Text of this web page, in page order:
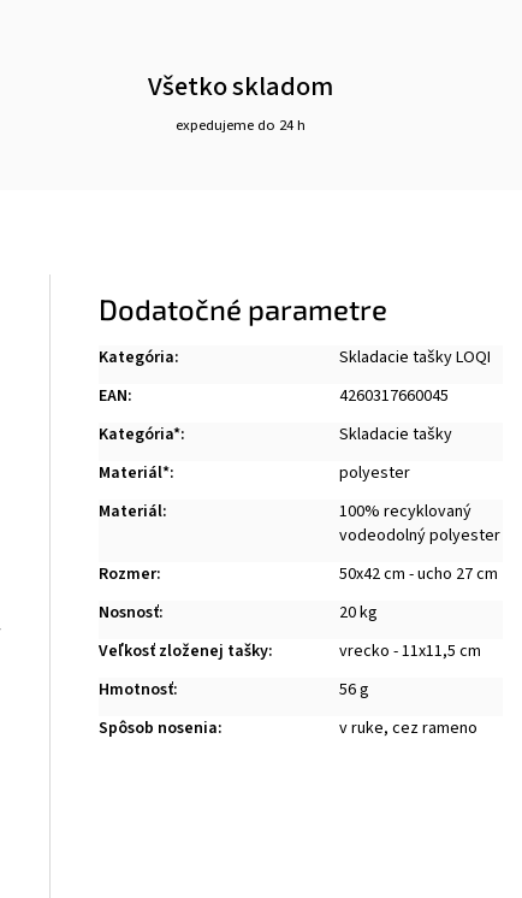
Všetko skladom
expedujeme do 24 h
Dodatočné parametre
Kategória:
Skladacie tašky LOQI
EAN:
4260317660045
Kategória*:
Skladacie tašky
Materiál*:
polyester
Materiál:
100% recyklovaný
vodeodolný polyester
Rozmer:
50x42 cm - ucho 27 cm
Nosnosť:
20 kg
Veľkosť zloženej tašky:
vrecko - 11x11,5 cm
Hmotnosť:
56 g
Spôsob nosenia: v ruke, cez rameno